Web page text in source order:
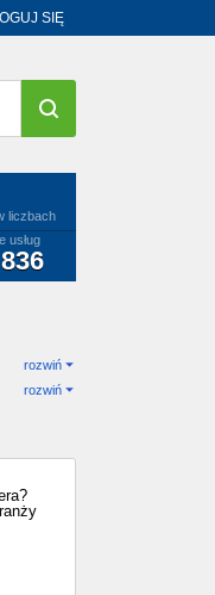
SIĘ
liczbach
usług
rozwiń
rozwiń